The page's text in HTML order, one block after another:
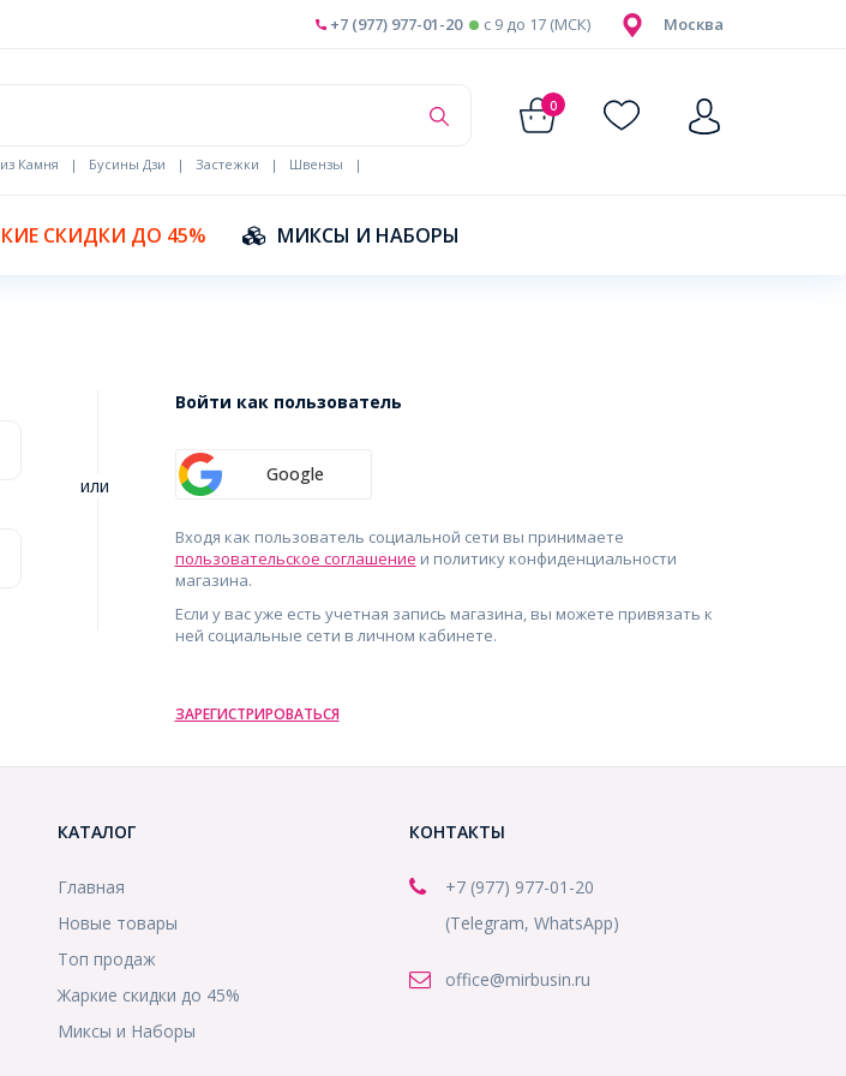
Москва
+7 (977) 977-01-20 c 9 до 17 (МСК)
0
Камня | Бусины Дзи | Застежки | Швензы
|
СКИДКИ ДО 45% МИКСЫ И НАБОРЫ
или
Войти как пользователь
Google
Входя как пользователь социальной сети вы принимаете
пользовательское соглашение и политику конфиденциальности
магазина.
Если у вас уже есть учетная запись магазина, вы можете привязать к
ней социальные сети в личном кабинете.
ЗАРЕГИСТРИРОВАТЬСЯ
КАТАЛОГ
Главная
Новые товары
Топ продаж
Жаркие скидки до 45%
Миксы и Наборы
КОНТАКТЫ
+7 (977) 977-01-20
(Telegram, WhatsApp)
office@mirbusin.ru